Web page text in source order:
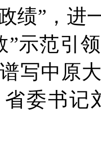
绩”，进
”示范引
写中原
委书记